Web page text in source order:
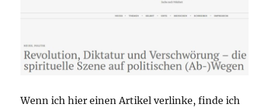
Wenn ich hier einen Artikel verlinke, finde ich